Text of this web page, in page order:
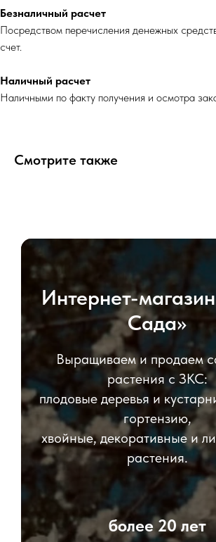
Безналичный расчет
Посредством перечисления денежных
счет.
Наличный расчет
Наличными по факту получения и осмотра
Смотрите также
Интернет-
Сада»
Выращиваем и продаем
растения с ЗКС:
плодовые деревья и
гортензию,
хвойные, декоративные и
растения.
более 20 лет